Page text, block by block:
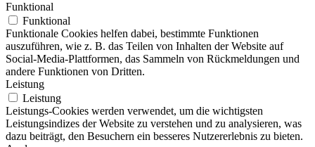
Funktional
Funktional
Funktionale Cookies helfen dabei, bestimmte Funktionen
auszuführen, wie z. B. das Teilen von Inhalten der Website auf
Social-Media-Plattformen, das Sammeln von Rückmeldungen und
andere Funktionen von Dritten.
Leistung
Leistung
Leistungs-Cookies werden verwendet, um die wichtigsten
Leistungsindizes der Website zu verstehen und zu analysieren, was
dazu beiträgt, den Besuchern ein besseres Nutzererlebnis zu bieten.